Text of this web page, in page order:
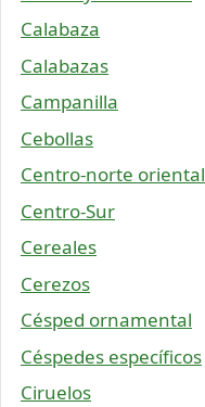
Calabaza
Calabazas
Campanilla
Cebollas
Centro-norte oriental
Centro-Sur
Cereales
Cerezos
Césped ornamental
Céspedes específicos
Ciruelos